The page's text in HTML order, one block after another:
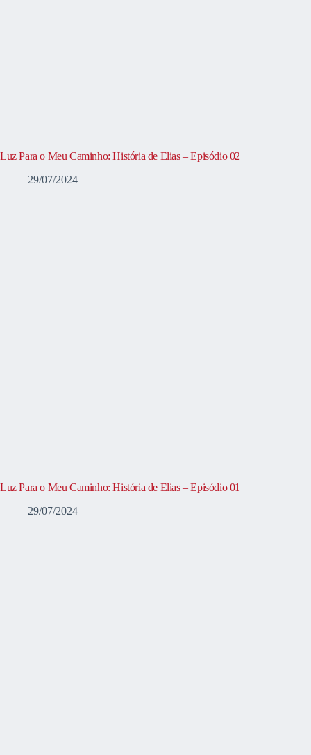
Luz Para o Meu Caminho: História de Elias – Episódio 02
29/07/2024
Luz Para o Meu Caminho: História de Elias – Episódio 01
29/07/2024